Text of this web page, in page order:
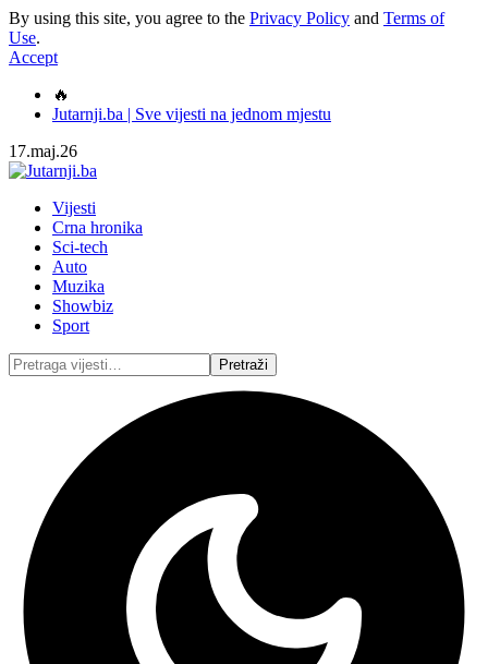
By using this site, you agree to the Privacy Policy and Terms of
Use.
Accept
🔥
Jutarnji.ba | Sve vijesti na jednom mjestu
17.maj.26
Vijesti
Crna hronika
Sci-tech
Auto
Muzika
Showbiz
Sport